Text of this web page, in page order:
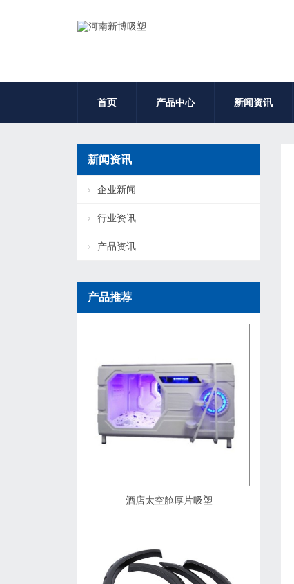
首页 产品中心 新闻资讯
新闻资讯
企业新闻
行业资讯
产品资讯
产品推荐
酒店太空舱厚片吸塑